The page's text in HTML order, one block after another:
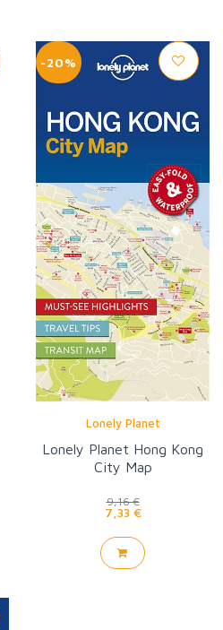
-20%
Lonely Planet
Lonely Planet Hong Kong
City Map
9,16 €
7,33 €